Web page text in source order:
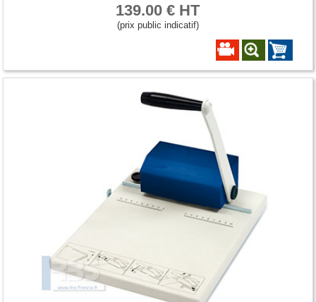
139.00 € HT
(prix public indicatif)